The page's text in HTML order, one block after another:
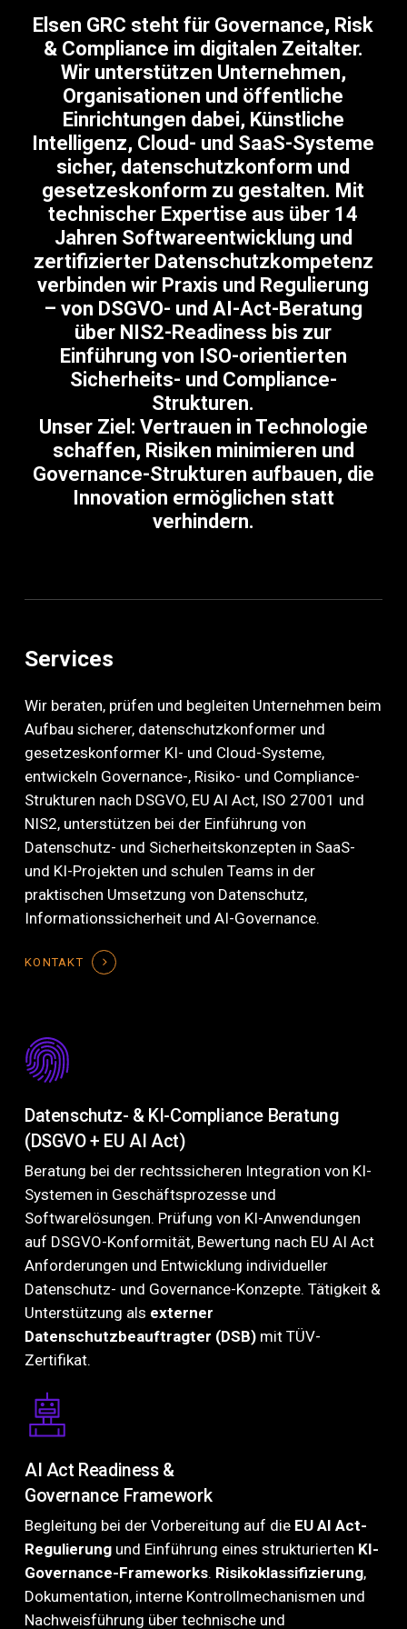
Elsen GRC steht für Governance, Risk
& Compliance im digitalen Zeitalter.
Wir unterstützen Unternehmen,
Organisationen und öffentliche
Einrichtungen dabei, Künstliche
Intelligenz, Cloud- und SaaS-Systeme
sicher, datenschutzkonform und
gesetzeskonform zu gestalten. Mit
technischer Expertise aus über 14
Jahren Softwareentwicklung und
zertifizierter Datenschutzkompetenz
verbinden wir Praxis und Regulierung
– von DSGVO- und AI-Act-Beratung
über NIS2-Readiness bis zur
Einführung von ISO-orientierten
Sicherheits- und Compliance-
Strukturen.
Unser Ziel: Vertrauen in Technologie
schaffen, Risiken minimieren und
Governance-Strukturen aufbauen, die
Innovation ermöglichen statt
verhindern.
Services
Wir beraten, prüfen und begleiten Unternehmen beim
Aufbau sicherer, datenschutzkonformer und
gesetzeskonformer KI- und Cloud-Systeme,
entwickeln Governance-, Risiko- und Compliance-
Strukturen nach DSGVO, EU AI Act, ISO 27001 und
NIS2, unterstützen bei der Einführung von
Datenschutz- und Sicherheitskonzepten in SaaS-
und KI-Projekten und schulen Teams in der
praktischen Umsetzung von Datenschutz,
Informationssicherheit und AI-Governance.
KONTAKT
Datenschutz- & KI-Compliance Beratung
(DSGVO + EU AI Act)
Beratung bei der rechtssicheren Integration von KI-
Systemen in Geschäftsprozesse und
Softwarelösungen. Prüfung von KI-Anwendungen
auf DSGVO-Konformität, Bewertung nach EU AI Act
Anforderungen und Entwicklung individueller
Datenschutz- und Governance-Konzepte. Tätigkeit &
Unterstützung als externer
Datenschutzbeauftragter (DSB) mit TÜV-
Zertifikat.
AI Act Readiness &
Governance Framework
Begleitung bei der Vorbereitung auf die EU AI Act-
Regulierung und Einführung eines strukturierten KI-
Governance-Frameworks. Risikoklassifizierung,
Dokumentation, interne Kontrollmechanismen und
Nachweisführung über technische und